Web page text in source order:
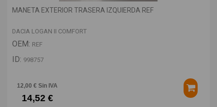
MANETA EXTERIOR TRASERA IZQUIERDA REF
DACIA LOGAN II COMFORT
OEM: REF
ID: 998757
12,00 € Sin IVA
14,52 €